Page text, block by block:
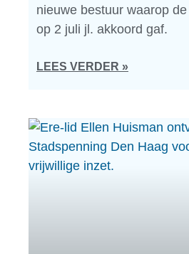
nieuwe bestuur waarop
op 2 juli jl. akkoord gaf.
LEES VERDER »